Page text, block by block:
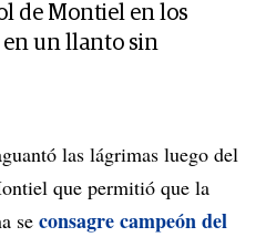
de Montiel en los
en un llanto sin
las lágrimas luego del
que permitió que la
se consagre campeón del